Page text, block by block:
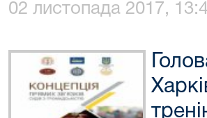
02 листопада 2017,